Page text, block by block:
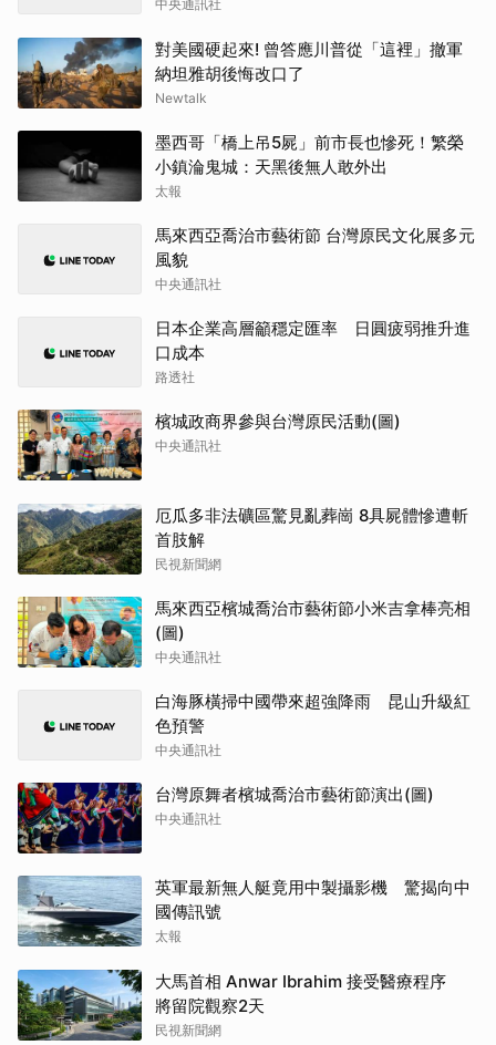
中央通訊社
對美國硬起來! 曾答應川普從「這裡」撤軍
納坦雅胡後悔改口了
Newtalk
墨西哥「橋上吊5屍」前市長也慘死！繁榮
小鎮淪鬼城：天黑後無人敢外出
太報
馬來西亞喬治市藝術節 台灣原民文化展多元
風貌
中央通訊社
日本企業高層籲穩定匯率 日圓疲弱推升進
口成本
路透社
檳城政商界參與台灣原民活動(圖)
中央通訊社
厄瓜多非法礦區驚見亂葬崗 8具屍體慘遭斬
首肢解
民視新聞網
馬來西亞檳城喬治市藝術節小米吉拿棒亮相
(圖)
中央通訊社
白海豚橫掃中國帶來超強降雨 昆山升級紅
色預警
中央通訊社
台灣原舞者檳城喬治市藝術節演出(圖)
中央通訊社
英軍最新無人艇竟用中製攝影機 驚揭向中
國傳訊號
太報
大馬首相 Anwar Ibrahim 接受醫療程序
將留院觀察2天
民視新聞網